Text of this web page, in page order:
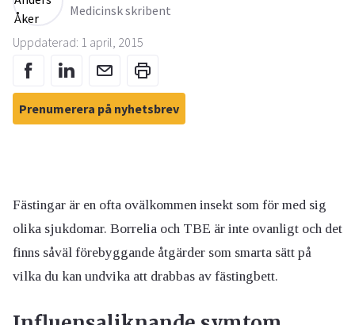
Medicinsk skribent
Uppdaterad: 1 april, 2015
Prenumerera på nyhetsbrev
Fästingar är en ofta ovälkommen insekt som för med sig
olika sjukdomar. Borrelia och TBE är inte ovanligt och det
finns såväl förebyggande åtgärder som smarta sätt på
vilka du kan undvika att drabbas av fästingbett.